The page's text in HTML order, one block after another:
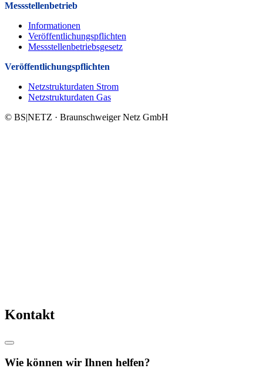
Messstellenbetrieb
Informationen
Veröffentlichungspflichten
Messstellenbetriebsgesetz
Veröffentlichungs­pflichten
Netzstrukturdaten Strom
Netzstrukturdaten Gas
© BS|NETZ · Braunschweiger Netz GmbH
Kontakt
Wie können wir Ihnen helfen?